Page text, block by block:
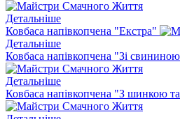
Детальніше
Ковбаса напівкопчена "Екстра"
Детальніше
Ковбаса напівкопчена "Зі
Детальніше
Ковбаса напівкопчена "З шинкою та